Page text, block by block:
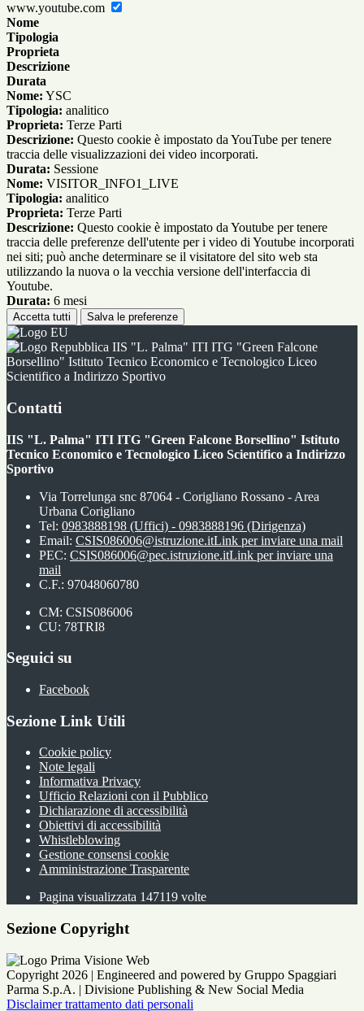
www.youtube.com
Nome
Tipologia
Proprieta
Descrizione
Durata
Nome: YSC
Tipologia: analitico
Proprieta: Terze Parti
Descrizione: Questo cookie è impostato da YouTube per tenere
traccia delle visualizzazioni dei video incorporati.
Durata: Sessione
Nome: VISITOR_INFO1_LIVE
Tipologia: analitico
Proprieta: Terze Parti
Descrizione: Questo cookie è impostato da Youtube per tenere
traccia delle preferenze dell'utente per i video di Youtube incorporati
nei siti; può anche determinare se il visitatore del sito web sta
utilizzando la nuova o la vecchia versione dell'interfaccia di
Youtube.
Durata: 6 mesi
Accetta tutti Salva le preferenze
IIS "L. Palma" ITI ITG "Green Falcone
Borsellino" Istituto Tecnico Economico e Tecnologico Liceo
Scientifico a Indirizzo Sportivo
Contatti
IIS "L. Palma" ITI ITG "Green Falcone Borsellino" Istituto
Tecnico Economico e Tecnologico Liceo Scientifico a Indirizzo
Sportivo
Via Torrelunga snc 87064 - Corigliano Rossano - Area
Urbana Corigliano
Tel: 0983888198 (Uffici) - 0983888196 (Dirigenza)
Email: CSIS086006@istruzione.itLink per inviare una mail
PEC: CSIS086006@pec.istruzione.itLink per inviare una
mail
C.F.: 97048060780
CM: CSIS086006
CU: 78TRI8
Seguici su
Facebook
Sezione Link Utili
Cookie policy
Note legali
Informativa Privacy
Ufficio Relazioni con il Pubblico
Dichiarazione di accessibilità
Obiettivi di accessibilità
Whistleblowing
Gestione consensi cookie
Amministrazione Trasparente
Pagina visualizzata 147119 volte
Sezione Copyright
Copyright 2026 | Engineered and powered by Gruppo Spaggiari
Parma S.p.A. | Divisione Publishing & New Social Media
Disclaimer trattamento dati personali